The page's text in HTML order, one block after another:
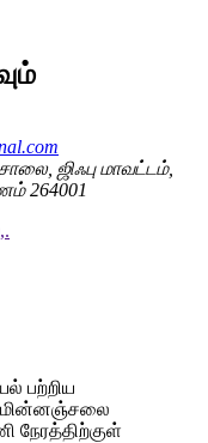
ஜிஃபு மாவட்டம்,
264001
பற்றிய
மின்னஞ்சலை
நேரத்திற்குள்